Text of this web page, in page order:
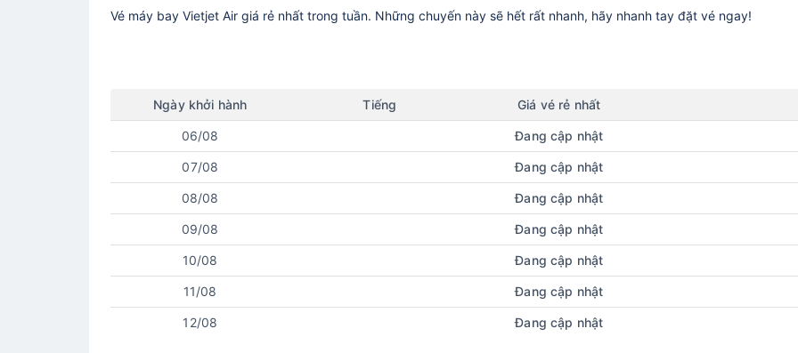
Vé máy bay Vietjet Air giá rẻ nhất trong tuần. Những chuyến này sẽ hết rất nhanh, hãy nhanh tay đặt vé ngay!
Ngày khởi hành Tiếng Giá vé rẻ nhất
06/08 Đang cập nhật
07/08 Đang cập nhật
08/08 Đang cập nhật
09/08 Đang cập nhật
10/08 Đang cập nhật
11/08 Đang cập nhật
12/08 Đang cập nhật